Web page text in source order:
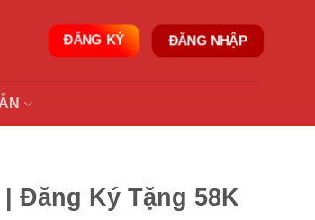
ĐĂNG KÝ ĐĂNG NHẬP
Đăng Ký Tặng 58K